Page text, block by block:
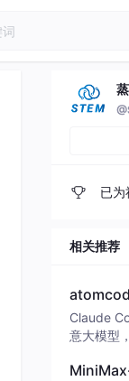
已为
相关推荐
Claude
意大模型
致性能。